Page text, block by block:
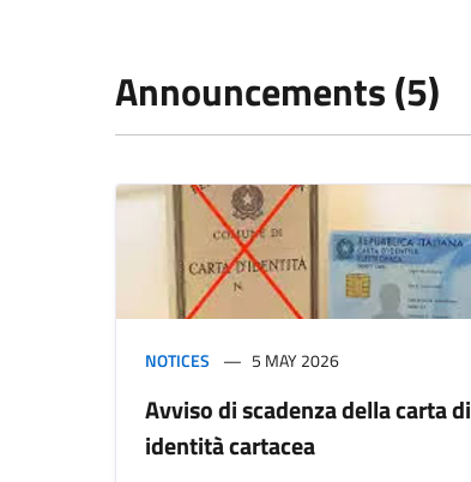
Announcements (5)
NOTICES 5 MAY 2026
Avviso di scadenza della carta di
identità cartacea